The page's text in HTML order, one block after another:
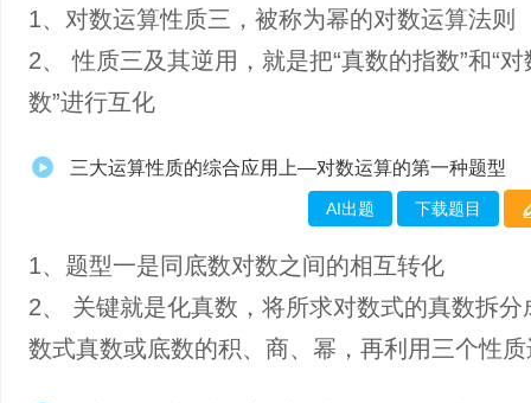
1、​对数运算性质三，被称为幂的对数运算法则
2、 性质三及其逆用，就是把“真数的指数”和“
数”进行互化
三大运算性质的综合应用上—对数运算的第一种题型
AI出题 下载题目
1、题型一是同底数对数之间的相互转化
2、 关键就是化真数，将所求对数式的真数拆分
数式真数或底数的积、商、幂，再利用三个性